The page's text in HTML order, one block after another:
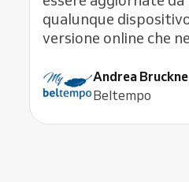
qualunque
versione online che
Andrea
Beltempo